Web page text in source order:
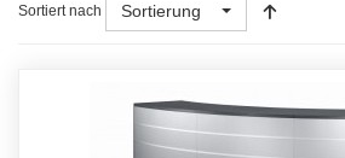
Sortiert nach Sortierung